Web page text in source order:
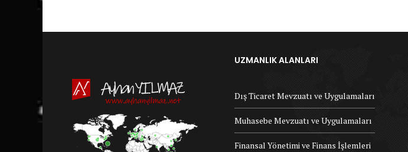
UZMANLIK ALANLARI
Dış Ticaret Mevzuatı ve Uygulamaları
Muhasebe Mevzuatı ve Uygulamaları
Finansal Yönetimi ve Finans İşlemleri